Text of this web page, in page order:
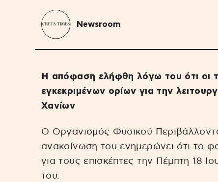
Newsroom
Η απόφαση ελήφθη λόγω του ότι οι
εγκεκριμένων ορίων για την
Χανίων
Ο Οργανισμός Φυσικού
ανακοίνωση του ενημερώνει ότι το
για τους επισκέπτες την Πέμπτη 18
του.